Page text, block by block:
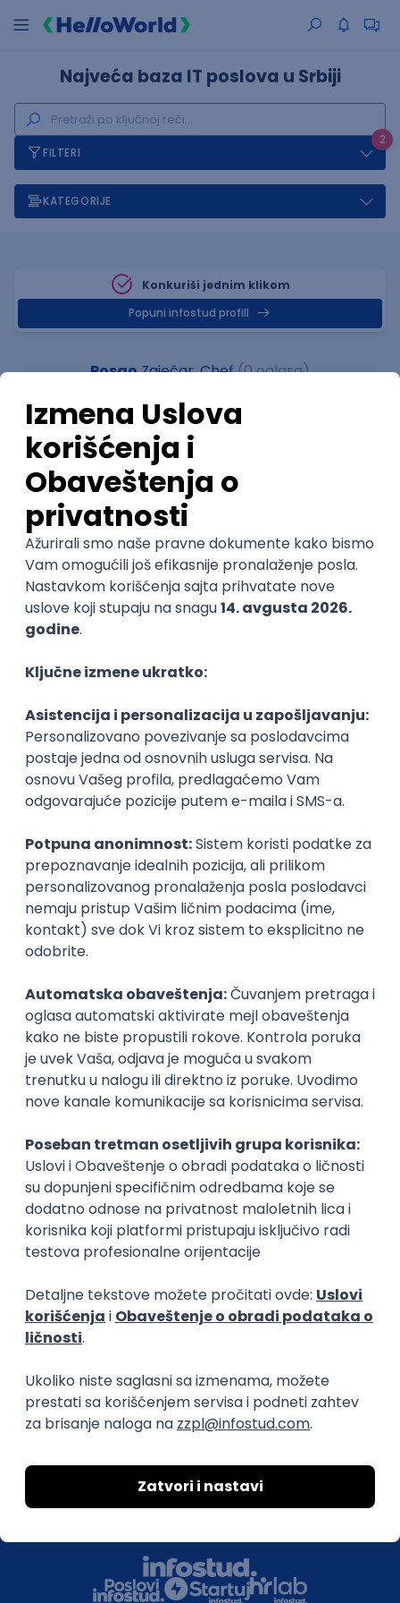
Najveća baza IT poslova u Srbiji
2
FILTERI
KATEGORIJE
Konkuriši jednim klikom
Popuni infostud profill
PosaoZaječar, Chef(0 oglasa)
POSLOVI NA MAIL
KATEGORIJA
TEHNOLOGIJA
POSLODAVAC
Najnoviji poslovi svakog dana u tvom
inboxu
pretrage.
Pogledaj slične oglase ili izmeni kriterijume pretrage
OGLASI PO KRITERIJUMU Chef
DevOps Engineer
Finductive Ltd
Beograd
online intervju
20.08.2026.
190.000,00 - 200.000,00 RSD (net)
Oglas dostupan i osobama sa invaliditetom
JavaScript
Java Python Chef Azure
DevOps
SCRUM
Cloud Agile Intermediate
Okupljamo IT zajednicu, podižemo
transparentnost domaćeg IT tržišta rada i
efikasno spajamo kandidate i poslodavce.
O nama
Za poslodavce
Uslovi korišćenja
Politika privatnosti
Uklonjeni profili poslodavaca
Kontakt